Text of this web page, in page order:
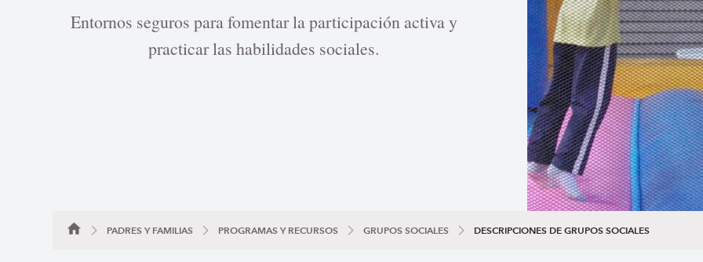
Entornos seguros para fomentar la participación activa y
practicar las habilidades sociales.
PADRES Y FAMILIAS PROGRAMAS Y RECURSOS GRUPOS SOCIALES DESCRIPCIONES DE GRUPOS SOCIALES